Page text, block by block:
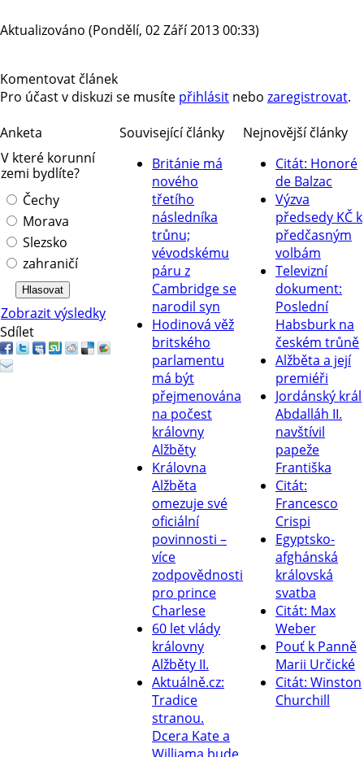
Aktualizováno (Pondělí, 02 Září 2013 00:33)
Komentovat článek
Pro účast v diskuzi se musíte přihlásit nebo zaregistrovat.
Anketa
V které korunní
zemi bydlíte?
Čechy
Morava
Slezsko
zahraničí
Zobrazit výsledky
Sdílet
Související články
Británie má
nového
třetího
následníka
trůnu;
vévodskému
páru z
Cambridge se
narodil syn
Hodinová věž
britského
parlamentu
má být
přejmenována
na počest
královny
Alžběty
Královna
Alžběta
omezuje své
oficiální
povinnosti –
více
zodpovědnosti
pro prince
Charlese
60 let vlády
královny
Alžběty II.
Aktuálně.cz:
Tradice
stranou.
Dcera Kate a
Nejnovější články
Citát: Honoré
de Balzac
Výzva
předsedy KČ k
předčasným
volbám
Televizní
dokument:
Poslední
Habsburk na
českém trůně
Alžběta a její
premiéři
Jordánský král
Abdalláh II.
navštívil
papeže
Františka
Citát:
Francesco
Crispi
Egyptsko-
afghánská
královská
svatba
Citát: Max
Weber
Pouť k Panně
Marii Určické
Citát: Winston
Churchill